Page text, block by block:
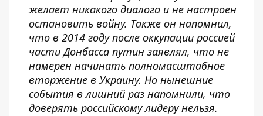
желает никакого диалога и не настроен
остановить войну. Также он напомнил,
что в 2014 году после оккупации россией
части Донбасса путин заявлял, что не
намерен начинать полномасштабное
вторжение в Украину. Но нынешние
события в лишний раз напомнили, что
доверять российскому лидеру нельзя.